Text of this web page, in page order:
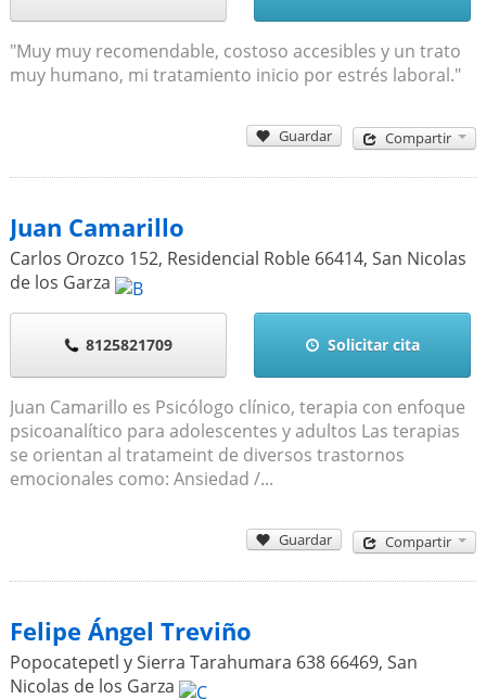
"Muy muy recomendable, costoso accesibles y un trato
muy humano, mi tratamiento inicio por estrés laboral."
Guardar Compartir
Juan Camarillo
Carlos Orozco 152, Residencial Roble 66414, San Nicolas
de los Garza
8125821709 Solicitar cita
Juan Camarillo es Psicólogo clínico, terapia con enfoque
psicoanalítico para adolescentes y adultos Las terapias
se orientan al tratameint de diversos trastornos
emocionales como: Ansiedad /...
Guardar Compartir
Felipe Ángel Treviño
Popocatepetl y Sierra Tarahumara 638 66469, San
Nicolas de los Garza